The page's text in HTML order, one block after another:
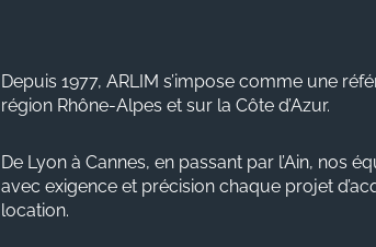
Depuis 1977, ARLIM s’impose comme une
région Rhône-Alpes et sur la Côte d’Azur.
De Lyon à Cannes, en passant par l’Ain, nos
avec exigence et précision chaque projet
location.